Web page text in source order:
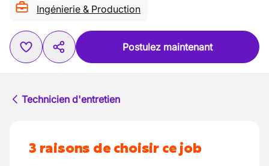
Ingénierie & Production
Postulez maintenant
Technicien d'entretien
3 raisons de choisir ce job